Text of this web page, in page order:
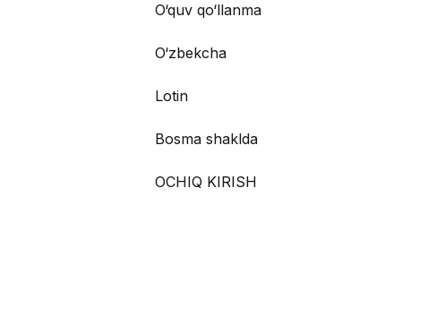
O‘quv qo‘llanma
O‘zbekcha
Lotin
Bosma shaklda
OCHIQ KIRISH